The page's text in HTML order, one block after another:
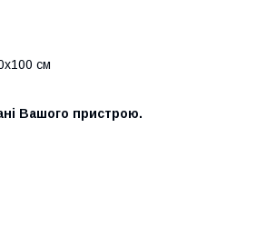
см
Вашого пристрою.